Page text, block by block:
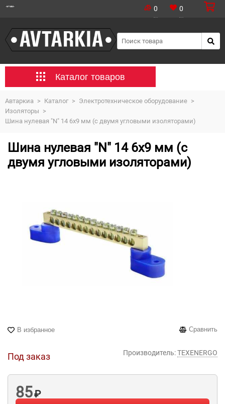
0 0
Каталог товаров
Автаркиа > Каталог > Электротехническое оборудование >
Изоляторы >
Шина нулевая "N" 14 6х9 мм (с двумя угловыми изоляторами)
Шина нулевая "N" 14 6х9 мм (с
двумя угловыми изоляторами)
В избранное Сравнить
Под заказ Производитель:TEXENERGO
85₽